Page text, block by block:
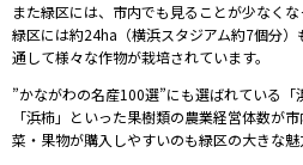
また緑区には、市内でも見ることが少なくな
緑区には約24ha（横浜スタジアム約7個分
通して様々な作物が栽培されています。
”かながわの名産100選”にも選ばれている「
「浜柿」といった果樹類の農業経営体数が
菜・果物が購入しやすいのも緑区の大きな魅